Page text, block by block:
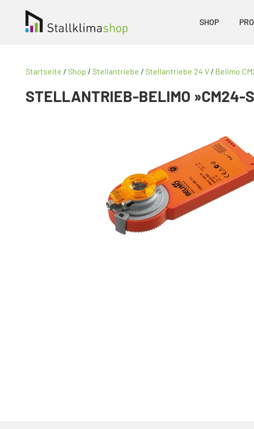
SHOP
Startseite / Shop / Stellantriebe / Stellantriebe 24 V / Belimo
STELLANTRIEB-BELIMO »CM24-